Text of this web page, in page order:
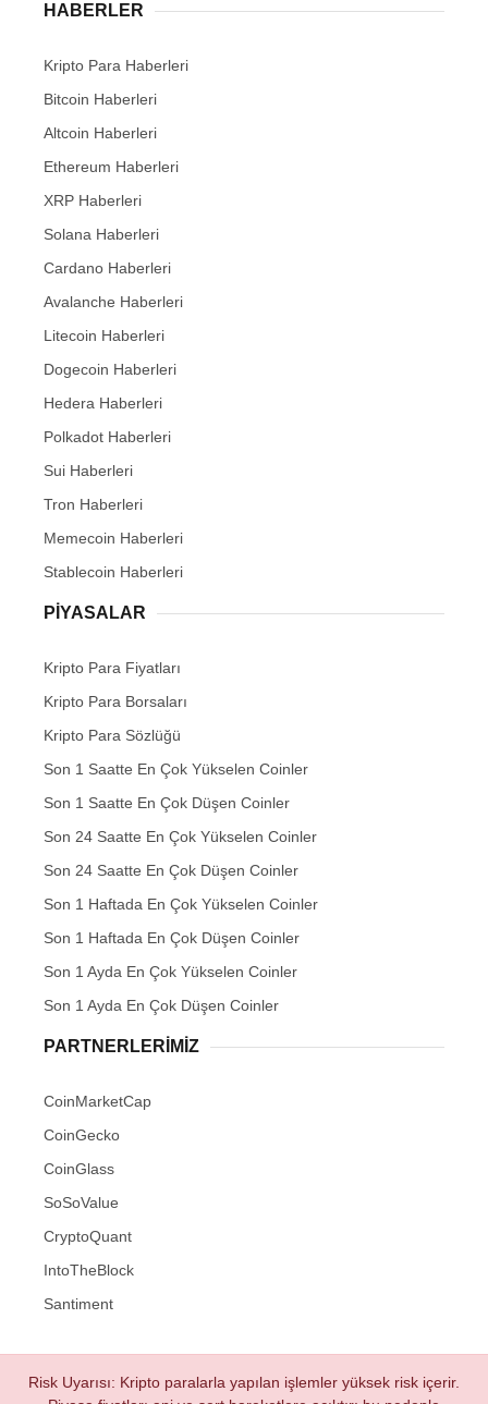
HABERLER
Kripto Para Haberleri
Bitcoin Haberleri
Altcoin Haberleri
Ethereum Haberleri
XRP Haberleri
Solana Haberleri
Cardano Haberleri
Avalanche Haberleri
Litecoin Haberleri
Dogecoin Haberleri
Hedera Haberleri
Polkadot Haberleri
Sui Haberleri
Tron Haberleri
Memecoin Haberleri
Stablecoin Haberleri
PIYASALAR
Kripto Para Fiyatları
Kripto Para Borsaları
Kripto Para Sözlüğü
Son 1 Saatte En Çok Yükselen Coinler
Son 1 Saatte En Çok Düşen Coinler
Son 24 Saatte En Çok Yükselen Coinler
Son 24 Saatte En Çok Düşen Coinler
Son 1 Haftada En Çok Yükselen Coinler
Son 1 Haftada En Çok Düşen Coinler
Son 1 Ayda En Çok Yükselen Coinler
Son 1 Ayda En Çok Düşen Coinler
PARTNERLERIMIZ
CoinMarketCap
CoinGecko
CoinGlass
SoSoValue
CryptoQuant
IntoTheBlock
Santiment
Risk Uyarısı: Kripto paralarla yapılan işlemler yüksek risk içerir.